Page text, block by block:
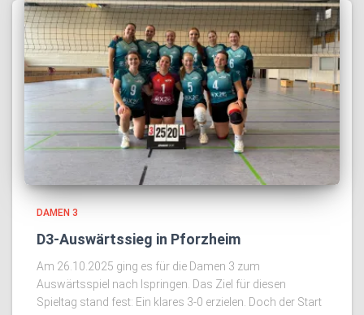
DAMEN 3
D3-Auswärtssieg in Pforzheim
Am 26.10.2025 ging es für die Damen 3 zum
Auswärtsspiel nach Ispringen. Das Ziel für diesen
Spieltag stand fest: Ein klares 3-0 erzielen. Doch der Start